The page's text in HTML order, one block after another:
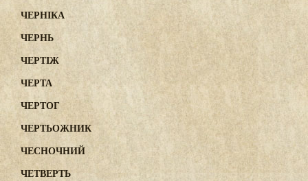
ЧЕРНІКА
ЧЕРНЬ
ЧЕРТІЖ
ЧЕРТА
ЧЕРТОГ
ЧЕРТЬОЖНИК
ЧЕСНОЧНИЙ
ЧЕТВЕРТЬ